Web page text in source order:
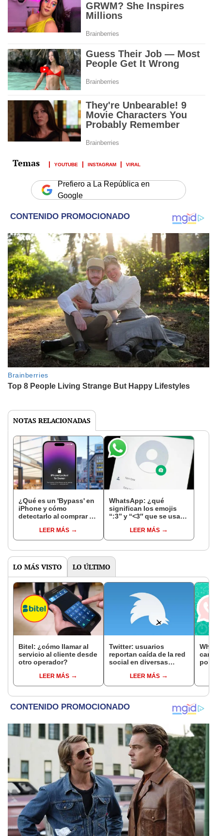
YOUTUBE INSTAGRAM VIRAL
Prefiero a La República en
Google
NOTAS RELACIONADAS
¿Qué es un 'Bypass' en
iPhone y cómo
detectarlo al comprar un
LEER MÁS
WhatsApp: ¿qué
significan los emojis
“:3” y “<3″ que se usan
LEER MÁS
LO MÁS VISTO LO ÚLTIMO
Bitel: ¿cómo llamar al
servicio al cliente desde
otro operador?
LEER MÁS
Twitter: usuarios
reportan caída de la red
social en diversas
LEER MÁS
por